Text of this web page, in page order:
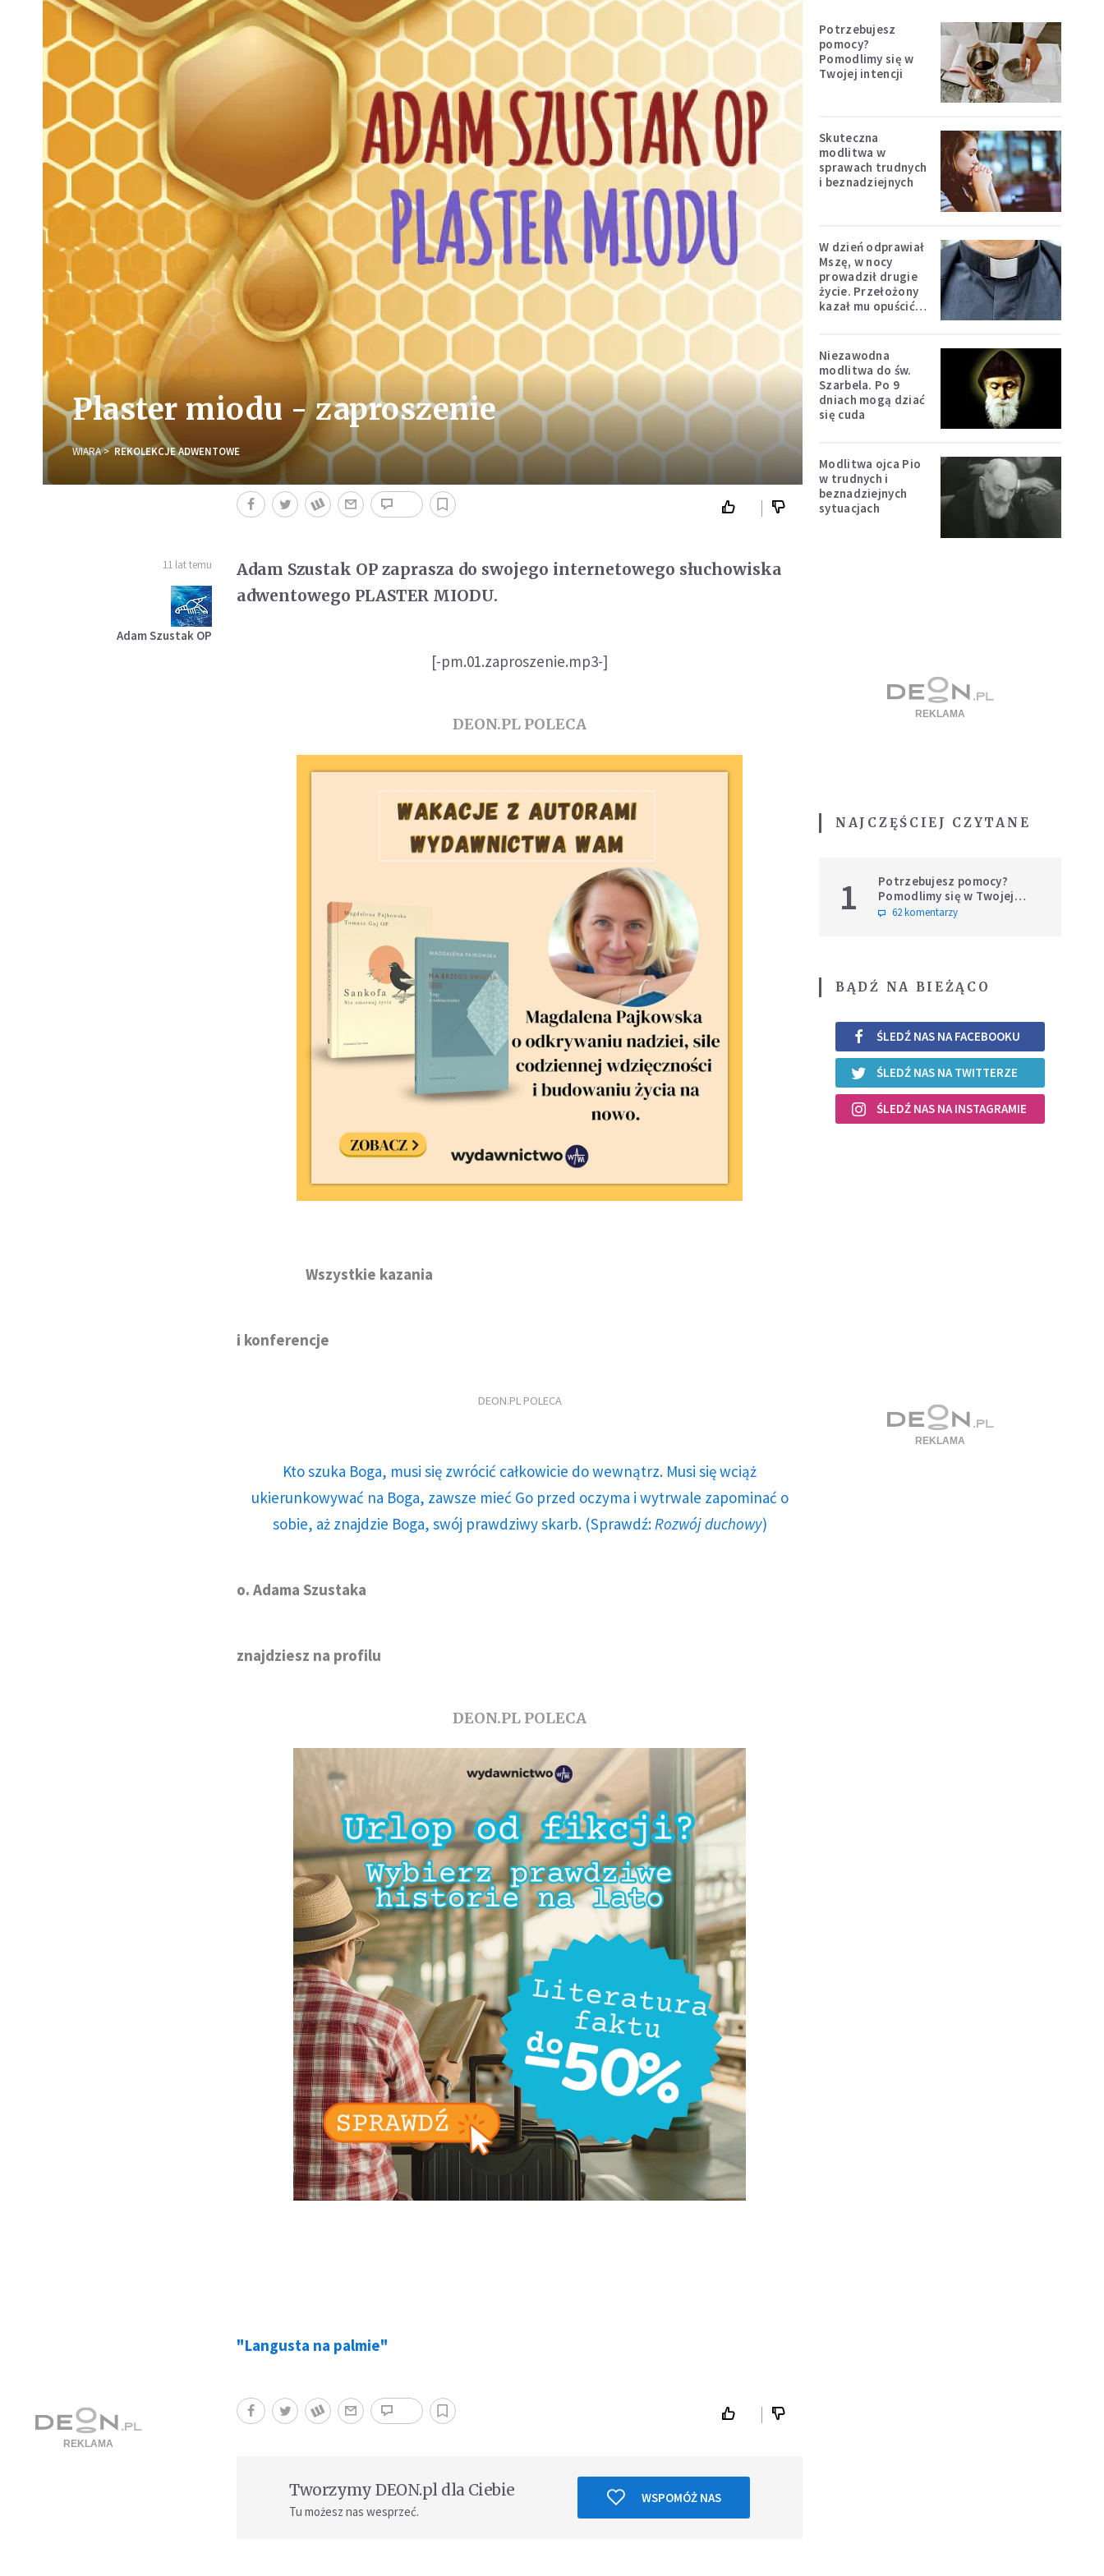
Plaster miodu - zaproszenie
WIARA REKOLEKCJE ADWENTOWE
11 lat temu
Adam Szustak OP
Adam Szustak OP zaprasza do swojego internetowego słuchowiska
adwentowego PLASTER MIODU.
[-pm.01.zaproszenie.mp3-]
DEON.PL POLECA
Wszystkie kazania
i konferencje
DEON.PL POLECA
Kto szuka Boga, musi się zwrócić całkowicie do wewnątrz. Musi się wciąż
ukierunkowywać na Boga, zawsze mieć Go przed oczyma i wytrwale zapominać o
sobie, aż znajdzie Boga, swój prawdziwy skarb. (Sprawdź: Rozwój duchowy)
o. Adama Szustaka
znajdziesz na profilu
DEON.PL POLECA
"Langusta na palmie"
Tworzymy DEON.pl dla Ciebie
Tu możesz nas wesprzeć.
WSPOMÓŻ NAS
Potrzebujesz
pomocy?
Pomodlimy się w
Twojej intencji
Skuteczna
modlitwa w
sprawach trudnych
i beznadziejnych
W dzień odprawiał
Mszę, w nocy
prowadził drugie
życie. Przełożony
kazał mu opuścić
Niezawodna
modlitwa do św.
Szarbela. Po 9
dniach mogą dziać
się cuda
Modlitwa ojca Pio
w trudnych i
beznadziejnych
sytuacjach
NAJCZĘŚCIEJ CZYTANE
1
Potrzebujesz pomocy?
Pomodlimy się w Twojej
intencji
62 komentarzy
BĄDŹ NA BIEŻĄCO
ŚLEDŹ NAS NA FACEBOOKU
ŚLEDŹ NAS NA TWITTERZE
ŚLEDŹ NAS NA INSTAGRAMIE